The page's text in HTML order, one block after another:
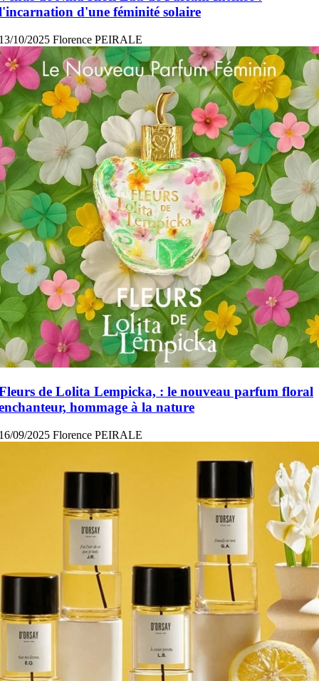
d'une féminité solaire
10/2025 Florence PEIRALE
de Lolita Lempicka, : le nouveau parfum floral
hommage à la nature
09/2025 Florence PEIRALE